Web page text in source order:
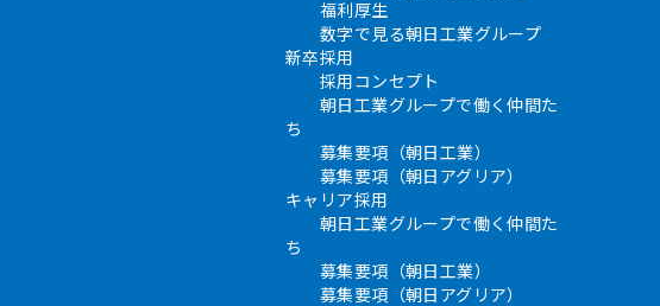
福利厚生
数字で見る朝日工業グループ
新卒採用
採用コンセプト
朝日工業グループで働く仲間た
ち
募集要項（朝日工業）
募集要項（朝日アグリア）
キャリア採用
朝日工業グループで働く仲間た
ち
募集要項（朝日工業）
募集要項（朝日アグリア）